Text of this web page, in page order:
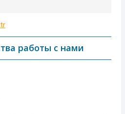
работы с нами